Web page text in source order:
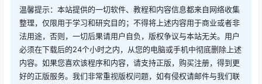
温馨提示：本站提供的一切软件、教程和内容信息都来自网络收集
整理，仅限用于学习和研究目的；不得将上述内容用于商业或者非
法用途，否则，一切后果请用户自负，版权争议与本站无关。用户
必须在下载后的24个小时之内，从您的电脑或手机中彻底删除上述
内容。如果您喜欢该程序和内容，请支持正版，购买注册，得到更
好的正版服务。我们非常重视版权问题，如有侵权请邮件与我们联